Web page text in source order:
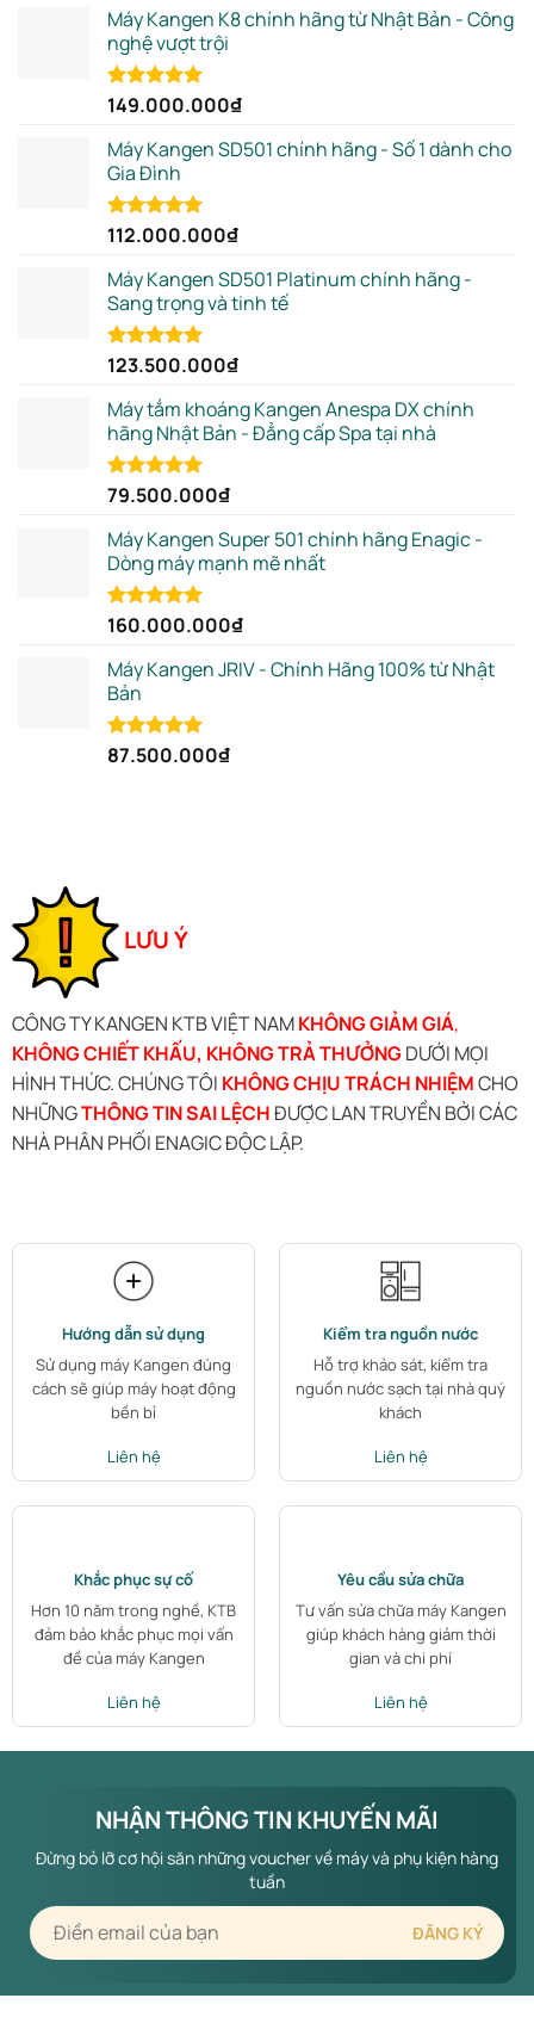
Máy Kangen K8 chính hãng từ Nhật Bản - Công
nghệ vượt trội
Rated5.00
149.000.000₫
Máy Kangen SD501 chính hãng - Số 1 dành cho
Gia Đình
Rated5.00
112.000.000₫
Máy Kangen SD501 Platinum chính hãng -
Sang trọng và tinh tế
Rated5.00
123.500.000₫
Máy tắm khoáng Kangen Anespa DX chính
hãng Nhật Bản - Đẳng cấp Spa tại nhà
Rated5.00
79.500.000₫
Máy Kangen Super 501 chính hãng Enagic -
Dòng máy mạnh mẽ nhất
Rated5.00
160.000.000₫
Máy Kangen JRIV - Chính Hãng 100% từ Nhật
Bản
Rated5.00
87.500.000₫
LƯU Ý
CÔNG TY KANGEN KTB VIỆT NAMKHÔNG GIẢM GIÁ,
KHÔNG CHIẾT KHẤU, KHÔNG TRẢ THƯỞNGDƯỚI MỌI
HÌNH THỨC. CHÚNG TÔI KHÔNG CHỊU TRÁCH NHIỆMCHO
NHỮNGTHÔNG TIN SAI LỆCHĐƯỢC LAN TRUYỀN BỞI CÁC
NHÀ PHÂN PHỐI ENAGIC ĐỘC LẬP.
Hướng dẫn sử dụng
Sử dụng máy Kangen đúng
cách sẽ giúp máy hoạt động
bền bỉ
Liên hệ
Kiểm tra nguồn nước
Hỗ trợ khảo sát, kiểm tra
nguồn nước sạch tại nhà quý
khách
Liên hệ
Khắc phục sự cố
Hơn 10 năm trong nghề, KTB
đảm bảo khắc phục mọi vấn
đề của máy Kangen
Liên hệ
Yêu cầu sửa chữa
Tư vấn sửa chữa máy Kangen
giúp khách hàng giảm thời
gian và chi phí
Liên hệ
NHẬN THÔNG TIN KHUYẾN MÃI
Đừng bỏ lỡ cơ hội săn những voucher về máy và phụ kiện hàng
tuần